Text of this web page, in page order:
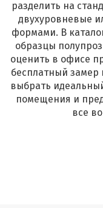
разделить на
двухуровневые
формами. В
образцы
оценить в офисе
бесплатный
выбрать
помещения и
все